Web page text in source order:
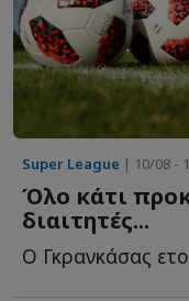
Super League | 10/08 -
Όλο κάτι
διαιτητές...